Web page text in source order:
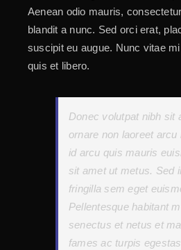
Aenean odio mauris,
blandit a nunc. Sed orci erat,
suscipit eu augue. Nunc vitae
quis et libero.
Donec volutpat nibh sit
ornare non laoreet
id arcu quis mauris
sit amet ut metus. Sed
fringilla sem eget
Pellentesque habitant
senectus et netus et
fames ac turpis